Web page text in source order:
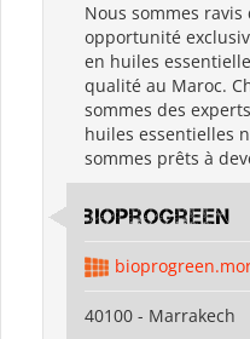
Nous sommes
opportunité
en huiles
qualité au Maroc.
sommes des
huiles essentielles
sommes prêts à
bioprogreen
40100 - Marrakech